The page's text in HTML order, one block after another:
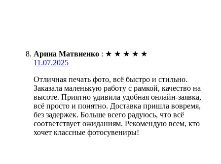
Арина Матвиенко : ★ ★ ★ ★ ★
11.07.2025
Отличная печать фото, всё быстро и стильно.
Заказала маленькую работу с рамкой, качество на
высоте. Приятно удивила удобная онлайн-заявка,
всё просто и понятно. Доставка пришла вовремя,
без задержек. Больше всего радуюсь, что всё
соответствует ожиданиям. Рекомендую всем, кто
хочет классные фотосувениры!